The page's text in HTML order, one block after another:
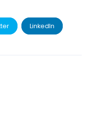
LinkedIn